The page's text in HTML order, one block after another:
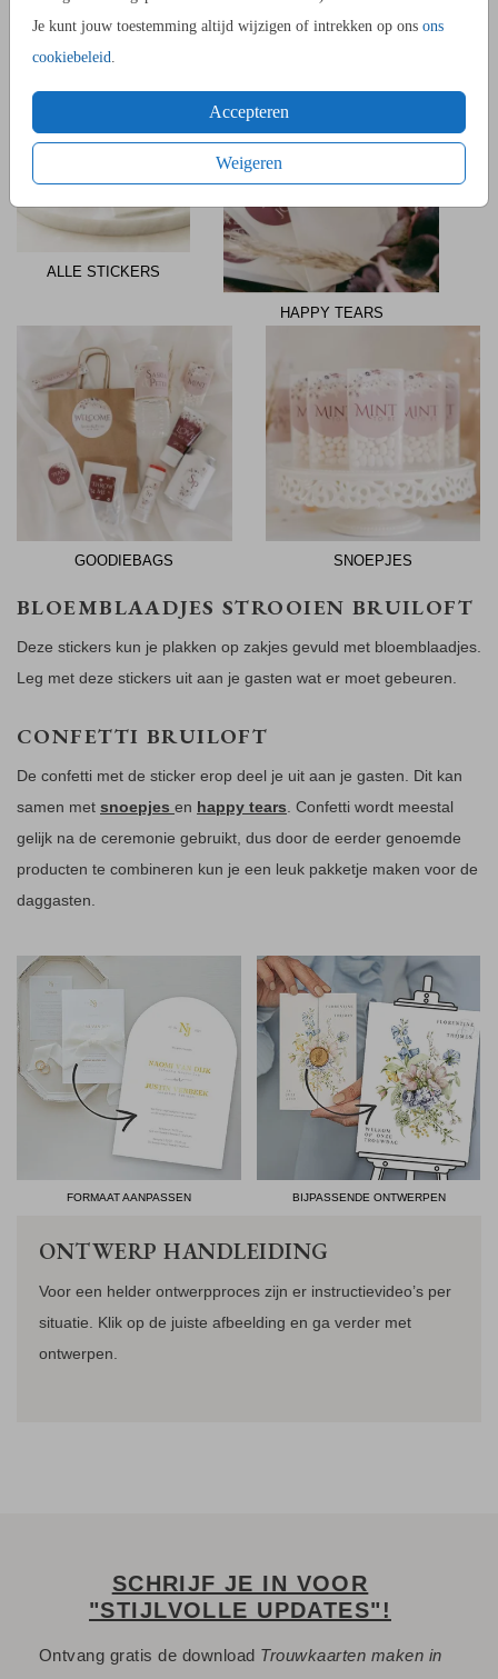
Je kunt jouw toestemming altijd wijzigen of intrekken op ons ons
cookiebeleid.
Accepteren
Weigeren
BIJPASSENDE STICKERS
ALLE STICKERS
HAPPY TEARS
GOODIEBAGS SNOEPJES
BLOEMBLAADJES STROOIEN BRUILOFT
Deze stickers kun je plakken op zakjes gevuld met bloemblaadjes.
Leg met deze stickers uit aan je gasten wat er moet gebeuren.
CONFETTI BRUILOFT
De confetti met de sticker erop deel je uit aan je gasten. Dit kan
samen met snoepjes en happy tears . Confetti wordt meestal
gelijk na de ceremonie gebruikt, dus door de eerder genoemde
producten te combineren kun je een leuk pakketje maken voor de
daggasten.
FORMAAT AANPASSEN BIJPASSENDE ONTWERPEN
ONTWERP HANDLEIDING
Voor een helder ontwerpproces zijn er instructievideo’s per
situatie. Klik op de juiste afbeelding en ga verder met
ontwerpen.
SCHRIJF JE IN VOOR
"STIJLVOLLE UPDATES"!
Ontvang gratis de download Trouwkaarten maken in